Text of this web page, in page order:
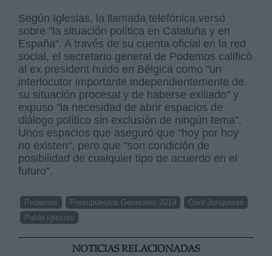
Según Iglesias, la llamada telefónica versó
sobre "la situación política en Cataluña y en
España". A través de su cuenta oficial en la red
social, el secretario general de Podemos calificó
al ex president huido en Bélgica como "un
interlocutor importante independientemente de
su situación procesal y de haberse exiliado" y
expuso "la necesidad de abrir espacios de
diálogo político sin exclusión de ningún tema".
Unos espacios que aseguró que "hoy por hoy
no existen", pero que "son condición de
posibilidad de cualquier tipo de acuerdo en el
futuro".
Podemos Presupuestos Generales 2019
Oriol Junqueras
Pablo Iglesias
NOTICIAS RELACIONADAS